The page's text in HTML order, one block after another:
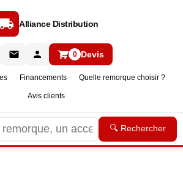
Alliance Distribution
Financements Quelle remorque choisir ?
Avis clients
0 Devis
🔍 Rechercher